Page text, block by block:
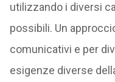
utilizzando i diversi
possibili. Un
comunicativi e per
esigenze diverse